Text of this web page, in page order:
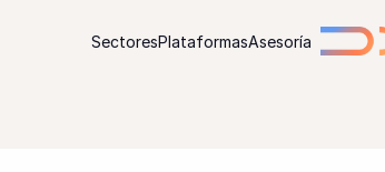
SectoresPlataformasAsesoría